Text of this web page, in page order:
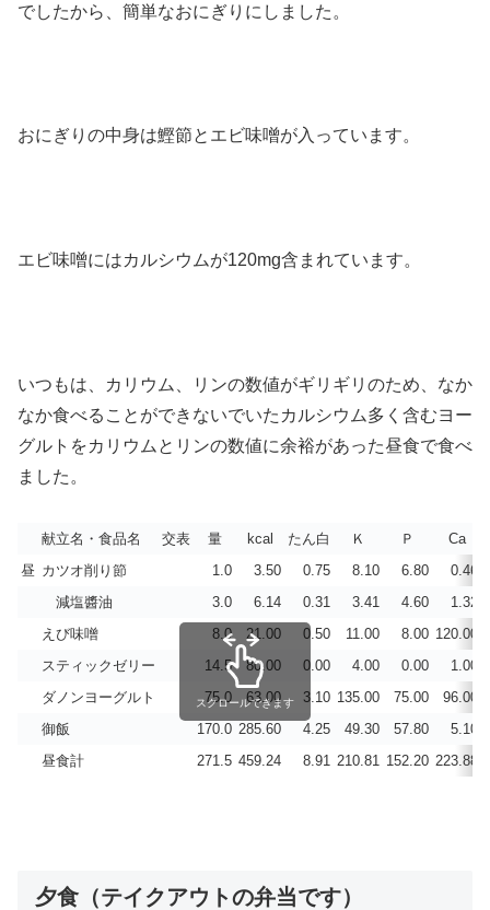
でしたから、簡単なおにぎりにしました。
おにぎりの中身は鰹節とエビ味噌が入っています。
エビ味噌にはカルシウムが120mg含まれています。
いつもは、カリウム、リンの数値がギリギリのため、なか
なか食べることができないでいたカルシウム多く含むヨー
グルトをカリウムとリンの数値に余裕があった昼食で食べ
ました。
献立名・食品名 交表 量 kcal たん白 Ｋ Ｐ Ca
昼 カツオ削り節 1.0 3.50 0.75 8.10 6.80 0.46
減塩醬油
3.0 6.14 0.31 3.41 4.60 1.32
えび味噌
8.0 21.00 0.50 11.00 8.00 120.00
スティックゼリー
14.5 80.00 0.00 4.00 0.00 1.00
ダノンヨーグルト
75.0 63.00 3.10 135.00 75.00 96.00
御飯
170.0 285.60 4.25 49.30 57.80 5.10
昼食計
271.5 459.24 8.91 210.81 152.20 223.88
スクロールできます
夕食（テイクアウトの弁当です）